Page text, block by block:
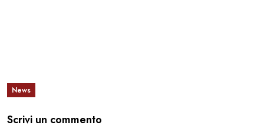
News
Scrivi un commento